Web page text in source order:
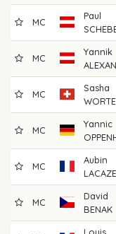
MC
Paul
MC
Yannik
MC
Sasha
MC
Yannic
MC
Aubin
LACAZE
MC
David
BENAK